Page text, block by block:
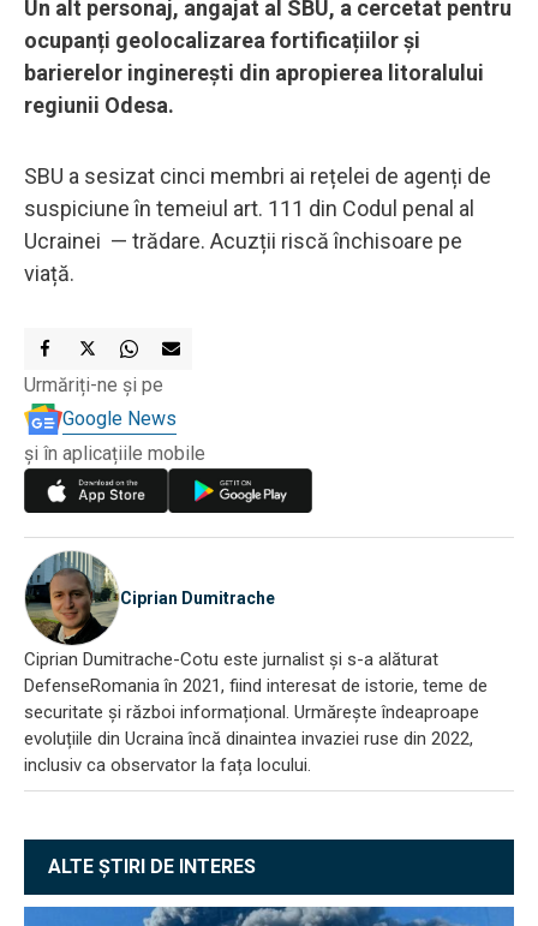
Un alt personaj, angajat al SBU, a cercetat pentru
ocupanți geolocalizarea fortificațiilor și
barierelor inginerești din apropierea litoralului
regiunii Odesa.
SBU a sesizat cinci membri ai rețelei de agenți de
suspiciune în temeiul art. 111 din Codul penal al
Ucrainei — trădare. Acuzții riscă închisoare pe
viață.
Urmăriți-ne și pe
Google News
și în aplicațiile mobile
Ciprian Dumitrache
Ciprian Dumitrache-Cotu este jurnalist și s-a alăturat
DefenseRomania în 2021, fiind interesat de istorie, teme de
securitate și război informațional. Urmărește îndeaproape
evoluțiile din Ucraina încă dinaintea invaziei ruse din 2022,
inclusiv ca observator la fața locului.
ALTE ȘTIRI DE INTERES